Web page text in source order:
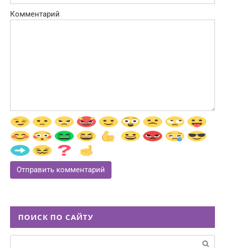
Комментарий
ПОИСК ПО САЙТУ
Поиск: